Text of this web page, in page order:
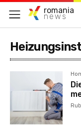
romania
news